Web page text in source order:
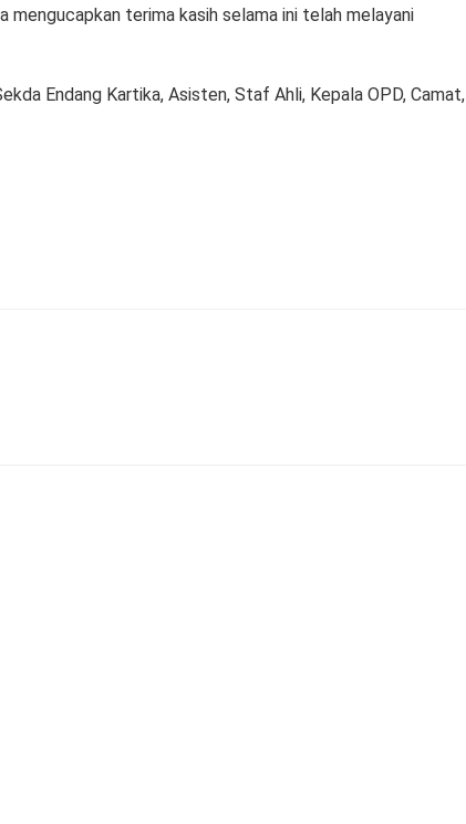
mengucapkan terima kasih selama ini telah melayani
Endang Kartika, Asisten, Staf Ahli, Kepala OPD, Camat,